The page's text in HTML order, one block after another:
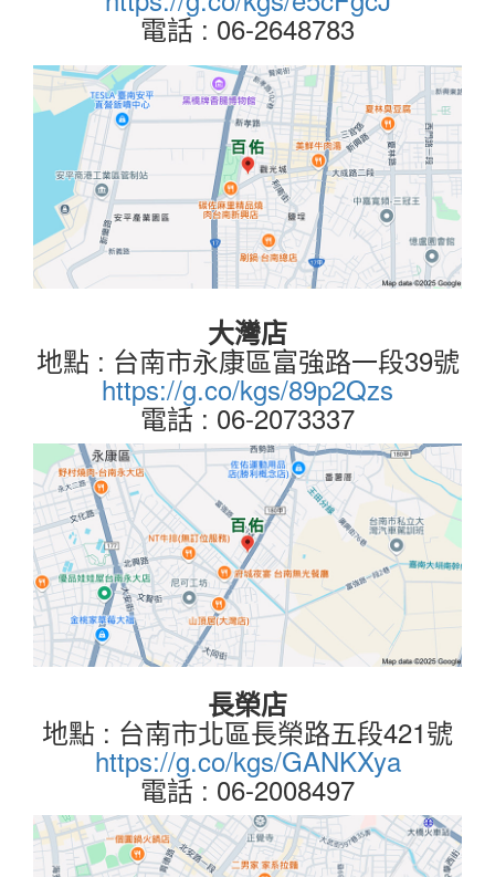
電話 : 06-2648783
大灣店
地點 : 台南市永康區富強路一段39號
https://g.co/kgs/89p2Qzs
電話 : 06-2073337
長榮店
地點 : 台南市北區長榮路五段421號
https://g.co/kgs/GANKXya
電話 : 06-2008497